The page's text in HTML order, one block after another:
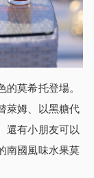
莫希托登場。
萊姆、以黑糖代
還有小朋友可以
南國風味水果莫